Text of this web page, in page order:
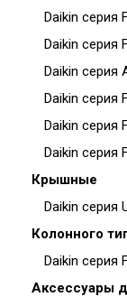
Daikin серия
Daikin серия
Daikin серия
Daikin серия
Daikin серия
Daikin серия
Крышные
Daikin серия
Колонного
Daikin серия
Аксессуары